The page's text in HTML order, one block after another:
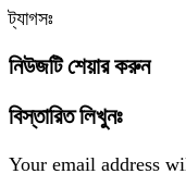
ট্যাগসঃ
নিউজটি শেয়ার করুন
বিস্তারিত লিখুনঃ
Your email address